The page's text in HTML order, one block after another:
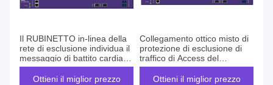
Il RUBINETTO in-linea della
rete di esclusione individua il
messaggio di battito cardiaco
per rispondere per WAF IPS
e FWOttieni il miglior prezzo
Collegamento ottico misto di
protezione di esclusione di
traffico di Access del
commutatore del
RUBINETTO ottico della rete
Ottieni il miglior prezzo